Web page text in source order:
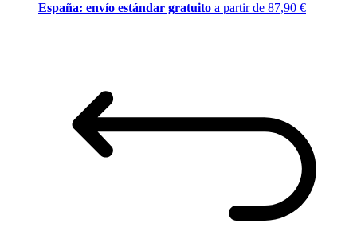
España: envío estándar gratuito a partir de 87,90 €